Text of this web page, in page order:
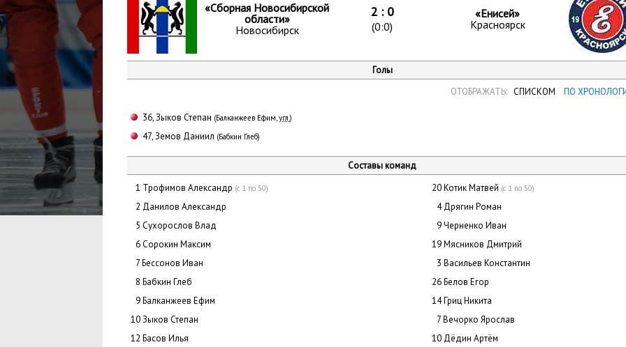
«Сборная Новосибирской
области»
Новосибирск
2 : 0
(0:0)
«Енисей»
Красноярск
Голы
ОТОБРАЖАТЬ: СПИСКОМ ПО
36, Зыков Степан (Балканжеев Ефим,угл.)
47, Земов Даниил (Бабкин Глеб)
Составы команд
1 Трофимов Александр (с 1 по 50)
2 Данилов Александр
5 Сухорослов Влад
6 Сорокин Максим
7 Бессонов Иван
8 Бабкин Глеб
9 Балканжеев Ефим
10 Зыков Степан
12 Басов Илья
20 Котик Матвей (с 1 по 50)
4 Дрягин Роман
9 Черненко Иван
19 Мясников Дмитрий
3 Васильев Константин
26 Белов Егор
14 Гриц Никита
7 Вечорко Ярослав
10 Дёдин Артём